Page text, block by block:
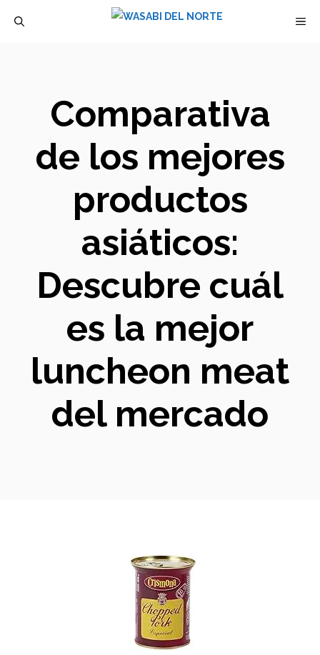
Comparativa
de los mejores
productos
asiáticos:
Descubre cuál
es la mejor
luncheon meat
del mercado